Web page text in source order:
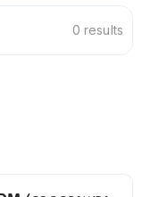
0 results